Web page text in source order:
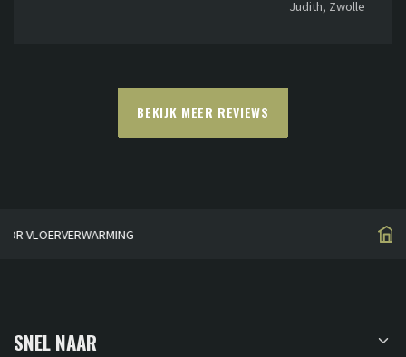
Judith, Zwolle
BEKIJK MEER REVIEWS
SNEL NAAR